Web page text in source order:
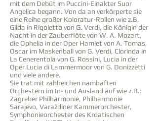
mit dem Debüt im Puccini-Einakter Suor
Angelica begann. Von da an verkörperte sie
eine Reihe großer Koloratur-Rollen wie z.B.
Gilda in Rigoletto von G. Verdi, die Königin der
Nacht in der Zauberflöte von W. A. Mozart,
die Ophelia in der Oper Hamlet von A. Tomas,
Oscar im Maskenball von G. Verdi, Clorinda in
La Cenerentola von G. Rossini, Lucia in der
Oper Lucia di Lammermoor von G. Donizzetti
und viele andere.
Sie trat mit zahlreichen namhaften
Orchestern im In- und Ausland auf wie z.B.:
Zagreber Philharmonie, Philharmonie
Sarajevo, Varaždiner Kammerorchester,
Symphonieorchester des Kroatischen